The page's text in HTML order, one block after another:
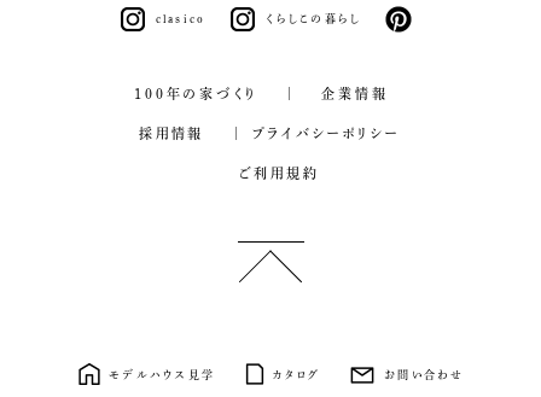
モデルハウス見学 カタログ お問い合わせ
clasico くらしこの暮らし
100年の家づくり 企業情報
採用情報 プライバシーポリシー
ご利用規約